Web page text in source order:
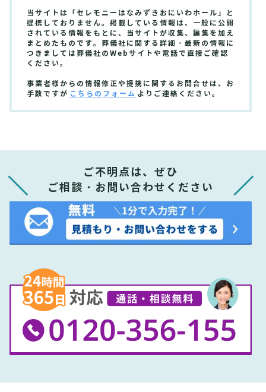
当サイトは「セレモニーはなみずきおにいわホール」と
提携しておりません。掲載している情報は、一般に公開
されている情報をもとに、当サイトが収集、編集を加え
まとめたものです。葬儀社に関する詳細・最新の情報に
つきましては葬儀社のWebサイトや電話で直接ご確認
ください。
事業者様からの情報修正や提携に関するお問合せは、お
手数ですが こちらのフォーム よりご連絡ください。
ご不明点は、ぜひ
ご相談・お問い合わせください